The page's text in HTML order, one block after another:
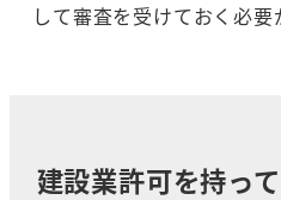
して審査を受けておく必要
建設業許可を持っ